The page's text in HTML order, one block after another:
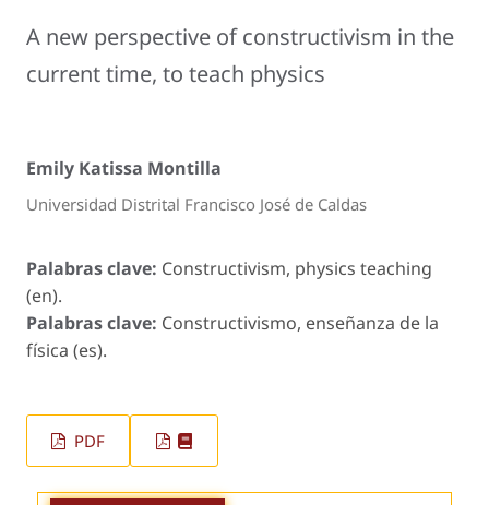
A new perspective of constructivism in the
current time, to teach physics
Emily Katissa Montilla
Universidad Distrital Francisco José de Caldas
Palabras clave: Constructivism, physics teaching
(en).
Palabras clave: Constructivismo, enseñanza de la
física (es).
PDF